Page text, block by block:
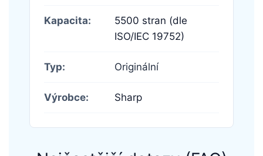
Kapacita:
5500 stran (dle
ISO/IEC 19752)
Typ: Originální
Výrobce: Sharp